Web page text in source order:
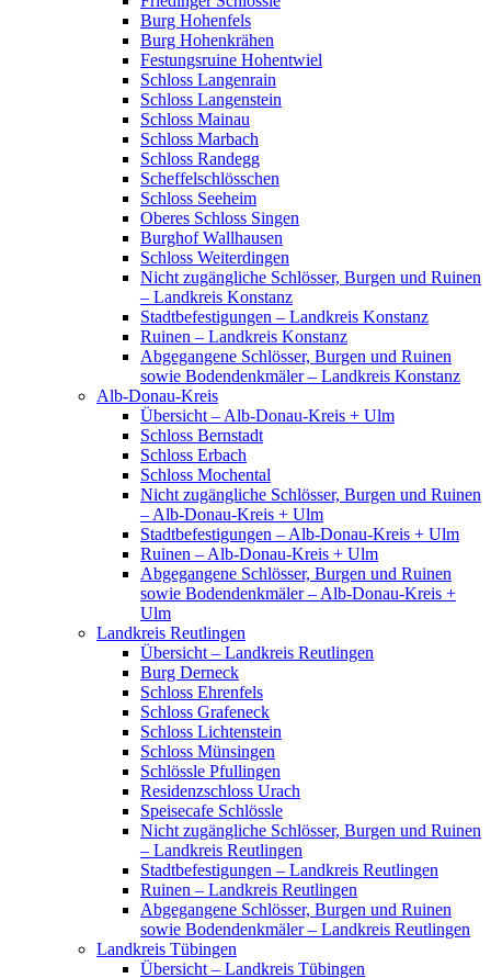
Burg Hohenfels
Burg Hohenkrähen
Festungsruine Hohentwiel
Schloss Langenrain
Schloss Langenstein
Schloss Mainau
Schloss Marbach
Schloss Randegg
Scheffelschlösschen
Schloss Seeheim
Oberes Schloss Singen
Burghof Wallhausen
Schloss Weiterdingen
Nicht zugängliche Schlösser, Burgen und Ruinen
– Landkreis Konstanz
Stadtbefestigungen – Landkreis Konstanz
Ruinen – Landkreis Konstanz
Abgegangene Schlösser, Burgen und Ruinen
sowie Bodendenkmäler – Landkreis Konstanz
Alb-Donau-Kreis
Übersicht – Alb-Donau-Kreis + Ulm
Schloss Bernstadt
Schloss Erbach
Schloss Mochental
Nicht zugängliche Schlösser, Burgen und Ruinen
– Alb-Donau-Kreis + Ulm
Stadtbefestigungen – Alb-Donau-Kreis + Ulm
Ruinen – Alb-Donau-Kreis + Ulm
Abgegangene Schlösser, Burgen und Ruinen
sowie Bodendenkmäler – Alb-Donau-Kreis +
Ulm
Landkreis Reutlingen
Übersicht – Landkreis Reutlingen
Burg Derneck
Schloss Ehrenfels
Schloss Grafeneck
Schloss Lichtenstein
Schloss Münsingen
Schlössle Pfullingen
Residenzschloss Urach
Speisecafe Schlössle
Nicht zugängliche Schlösser, Burgen und Ruinen
– Landkreis Reutlingen
Stadtbefestigungen – Landkreis Reutlingen
Ruinen – Landkreis Reutlingen
Abgegangene Schlösser, Burgen und Ruinen
sowie Bodendenkmäler – Landkreis Reutlingen
Landkreis Tübingen
Übersicht – Landkreis Tübingen